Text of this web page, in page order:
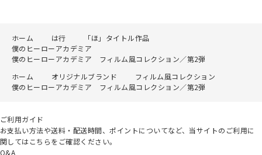
ホーム は行
「ほ」タイトル作品
僕のヒーローアカデミア
僕のヒーローアカデミア フィルム風コレクション／第2弾
ホーム
オリジナルブランド
フィルム風コレクション
僕のヒーローアカデミア フィルム風コレクション／第2弾
ご利用ガイド
お支払い方法や送料・配送時間、ポイントについてなど、当サイトのご利用に
関してはこちらをご確認ください。
Q&A